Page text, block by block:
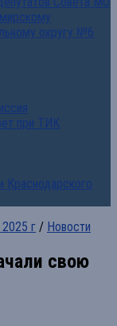
округу №6
при ТИК
Краснодарского
г / Новости
свою